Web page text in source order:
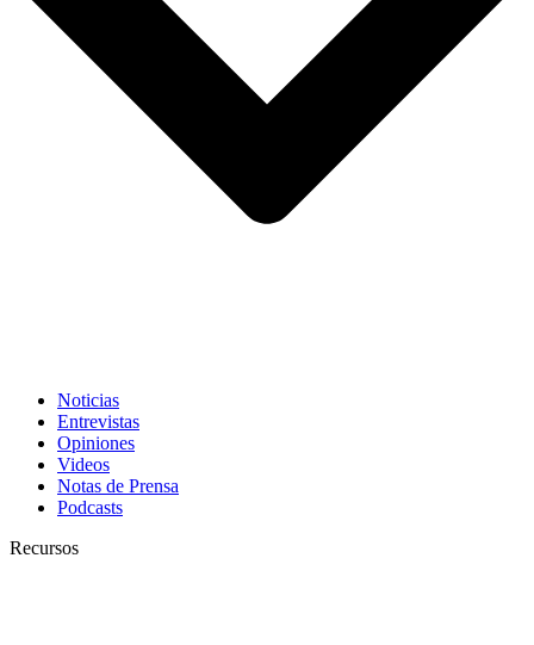
Noticias
Entrevistas
Opiniones
Videos
Notas de Prensa
Podcasts
Recursos